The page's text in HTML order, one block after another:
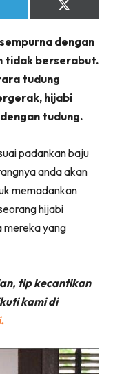
Share
on
(Twitter)
dengan
tidak berserabut.
tudung
hijabi
tudung.
padankan baju
anda akan
memadankan
hijabi
mereka yang
tip kecantikan
kami di